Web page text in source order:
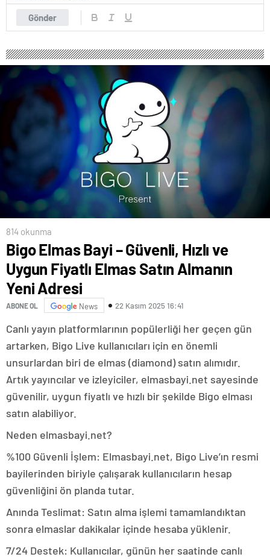
Gönder
814 okunma
Bigo Elmas Bayi – Güvenli, Hızlı ve
Uygun Fiyatlı Elmas Satın Almanın
Yeni Adresi
ABONE OL News 22 Kasım 2025 16:41
Canlı yayın platformlarının popülerliği her geçen gün
artarken, Bigo Live kullanıcıları için en önemli
unsurlardan biri de elmas (diamond) satın alımıdır.
Artık yayıncılar ve izleyiciler, elmasbayi.net sayesinde
güvenilir, uygun fiyatlı ve hızlı bir şekilde Bigo elması
satın alabiliyor.
Neden elmasbayi.net?
%100 Güvenli İşlem: Elmasbayi.net, Bigo Live’ın resmi
bayilerinden biriyle çalışarak kullanıcıların hesap
güvenliğini ön planda tutar.
Anında Teslimat: Satın alma işlemi tamamlandıktan
sonra elmaslar dakikalar içinde hesaba yüklenir.
7/24 Destek: Kullanıcılar, günün her saatinde canlı